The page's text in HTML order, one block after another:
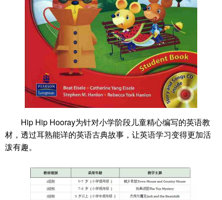
Hip Hip Hooray为针对小学阶段儿童精心编写的英语教
材，透过耳熟能详的英语古典故事，让英语学习变得更加活
泼有趣。